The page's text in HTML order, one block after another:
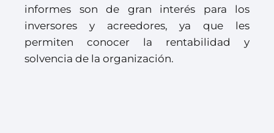
informes son de gran interés para los
inversores y acreedores, ya que les
permiten conocer la rentabilidad y
solvencia de la organización.